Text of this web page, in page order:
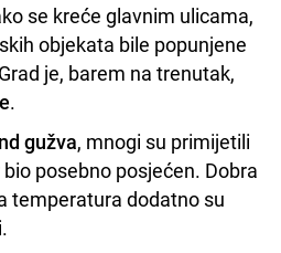
se kreće glavnim ulicama,
objekata bile popunjene
je, barem na trenutak,
.
gužva, mnogi su primijetili
posebno posjećen. Dobra
temperatura dodatno su